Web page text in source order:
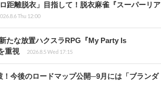
距離脱衣」目指して！脱衣麻雀『スーパーリア
Thu 12:00
たな放置ハクスラRPG『My Party Is
重視
2026.8.5 Wed 17:15
今後のロードマップ公開─9月には「ブランダ